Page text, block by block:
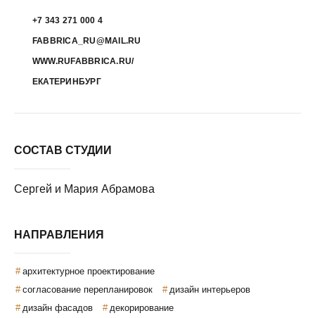
+7 343 271 000 4
FABBRICA_RU@MAIL.RU
WWW.RUFABBRICA.RU/
ЕКАТЕРИНБУРГ
СОСТАВ СТУДИИ
Сергей и Мария Абрамова
НАПРАВЛЕНИЯ
архитектурное проектирование
согласование перепланировок
дизайн интерьеров
дизайн фасадов
декорирование